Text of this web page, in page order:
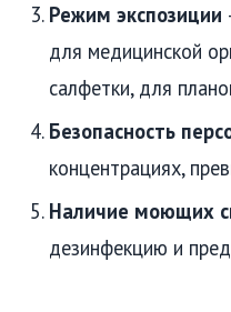
Режим экспозиции
для медицинской
салфетки, для
Безопасность
концентрациях,
Наличие моющих
дезинфекцию и